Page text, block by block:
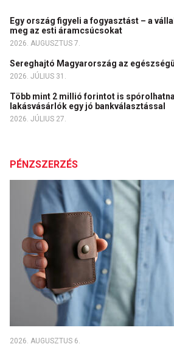
Egy ország figyeli a fogyasztást – a
meg az esti áramcsúcsokat
2026. AUGUSZTUS 7.
Sereghajtó Magyarország az
2026. JÚLIUS 31.
Több mint 2 millió forintot is
lakásvásárlók egy jó bankválasztással
2026. JÚLIUS 27.
PÉNZSZERZÉS
2026. AUGUSZTUS 6.